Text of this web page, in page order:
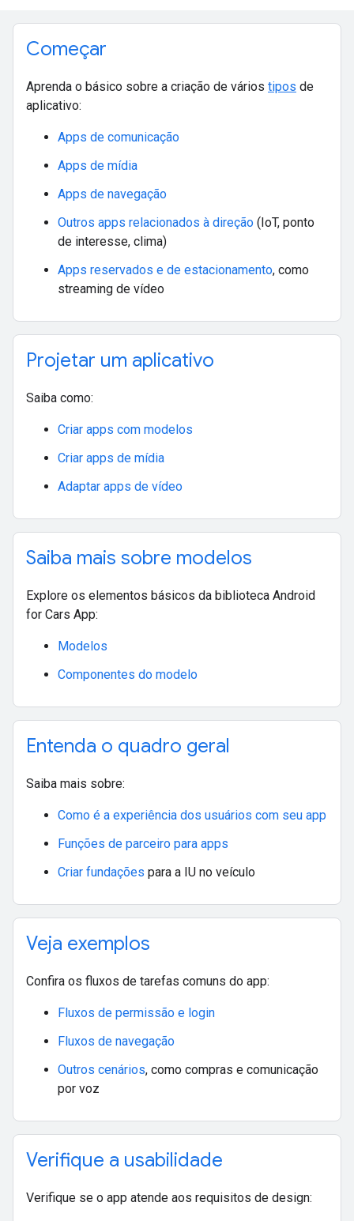
Começar
Aprenda o básico sobre a criação de vários tipos de
aplicativo:
Apps de comunicação
Apps de mídia
Apps de navegação
Outros apps relacionados à direção (IoT, ponto
de interesse, clima)
Apps reservados e de estacionamento, como
streaming de vídeo
Projetar um aplicativo
Saiba como:
Criar apps com modelos
Criar apps de mídia
Adaptar apps de vídeo
Saiba mais sobre modelos
Explore os elementos básicos da biblioteca Android
for Cars App:
Modelos
Componentes do modelo
Entenda o quadro geral
Saiba mais sobre:
Como é a experiência dos usuários com seu app
Funções de parceiro para apps
Criar fundações para a IU no veículo
Veja exemplos
Confira os fluxos de tarefas comuns do app:
Fluxos de permissão e login
Fluxos de navegação
Outros cenários, como compras e comunicação
por voz
Verifique a usabilidade
Verifique se o app atende aos requisitos de design: